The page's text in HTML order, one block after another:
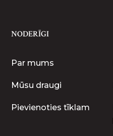
NODERĪGI
Par mums
Mūsu draugi
Pievienoties tīklam